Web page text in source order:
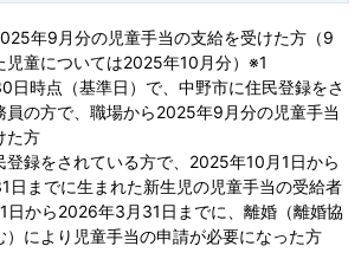
年9月分の児童手当の支給を受けた方（9
児童については2025年10月分）※1
日時点（基準日）で、中野市に住民登録をさ
員の方で、職場から2025年9月分の児童手当
た方
登録をされている方で、2025年10月1日から
日までに生まれた新生児の児童手当の受給者
日から2026年3月31日までに、離婚（離婚協
）により児童手当の申請が必要になった方